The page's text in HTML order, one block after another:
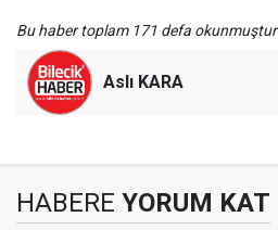
Bu haber toplam 171 defa okunmuştur
Aslı KARA
HABERE YORUM KAT